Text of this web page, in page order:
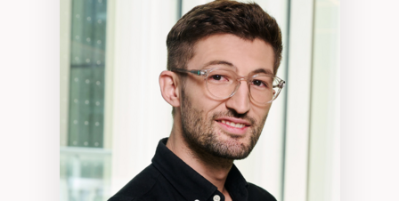
Neuropsychiatrie et neurosciences
Direction d'essais cliniques
Analyse des politiques et pratiques en santé
mentale
Développement de protocoles d'essais
cliniques
Collaboration interfonctionnelle
Leadership en recherche clinique
Développement de cadres politiques
Collaboration avec des entreprises
pharmaceutiques
Rédaction de publications et de rapports
politiques
Enseignement et mentorat